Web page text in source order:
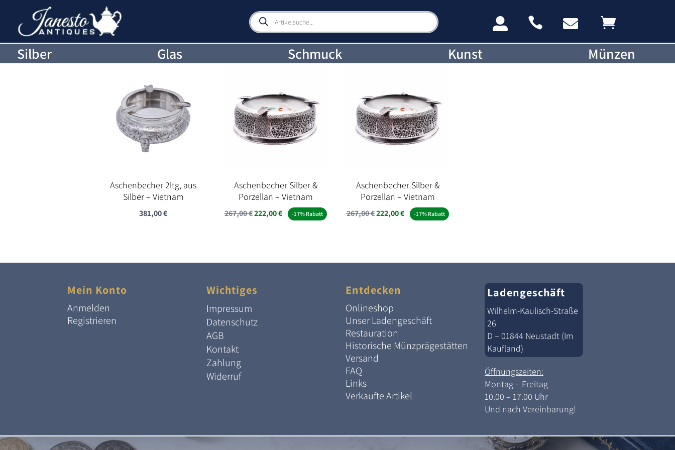
Products
search    
Silber Glas Schmuck Kunst Münzen
Aschenbecher 2ltg, aus
Silber – Vietnam
381,00€
Aschenbecher Silber &
Porzellan – Vietnam
267,00€Ursprünglicher
222,00€Aktueller
-17% Rabatt
Aschenbecher Silber &
Porzellan – Vietnam
267,00€Ursprünglicher
222,00€Aktueller
-17% Rabatt
Mein Konto
Anmelden
Registrieren
Wichtiges
Impressum
Datenschutz
AGB
Kontakt
Zahlung
Widerruf
Entdecken
Onlineshop
Unser Ladengeschäft
Restauration
Historische Münzprägestätten
Versand
FAQ
Links
Verkaufte Artikel
Ladengeschäft
Wilhelm-Kaulisch-Straße
26
D – 01844 Neustadt (Im
Kaufland)
Öffnungszeiten:
Montag – Freitag
10.00 – 17.00 Uhr
Und nach Vereinbarung!